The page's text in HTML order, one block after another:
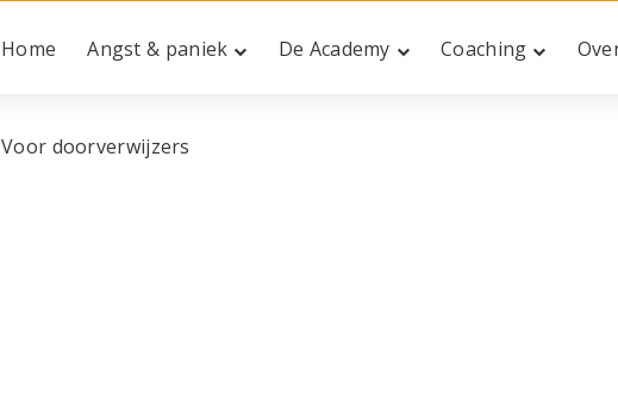
Home Angst & paniek De Academy Coaching
Voor doorverwijzers